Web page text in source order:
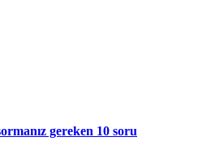
gereken 10 soru